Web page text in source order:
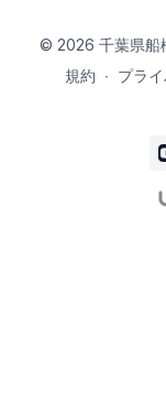
© 2026 千葉県船
規約 ∙ プラ